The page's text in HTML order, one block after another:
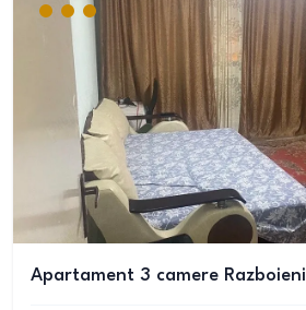
Apartament 3 camere Razboieni